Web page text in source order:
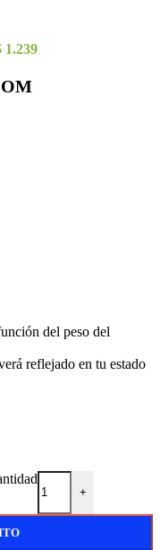
1.239
del peso del
reflejado en tu estado
+